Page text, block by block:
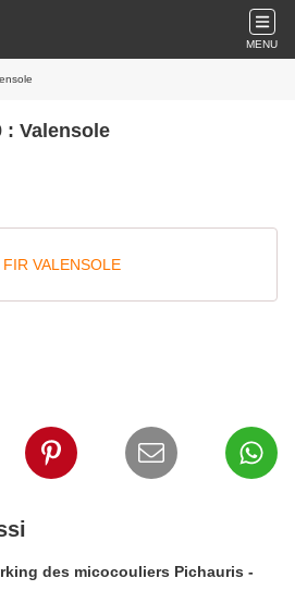
MENU
: Valensole
FIR VALENSOLE
des micocouliers Pichauris -